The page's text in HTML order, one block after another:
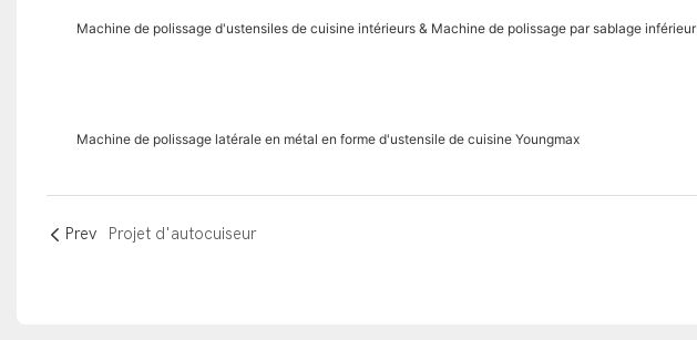
Machine de polissage d'ustensiles de cuisine intérieurs & Machine de polissage par sablage inférieur
Machine de polissage latérale en métal en forme d'ustensile de cuisine Youngmax
Prev Projet d'autocuiseur